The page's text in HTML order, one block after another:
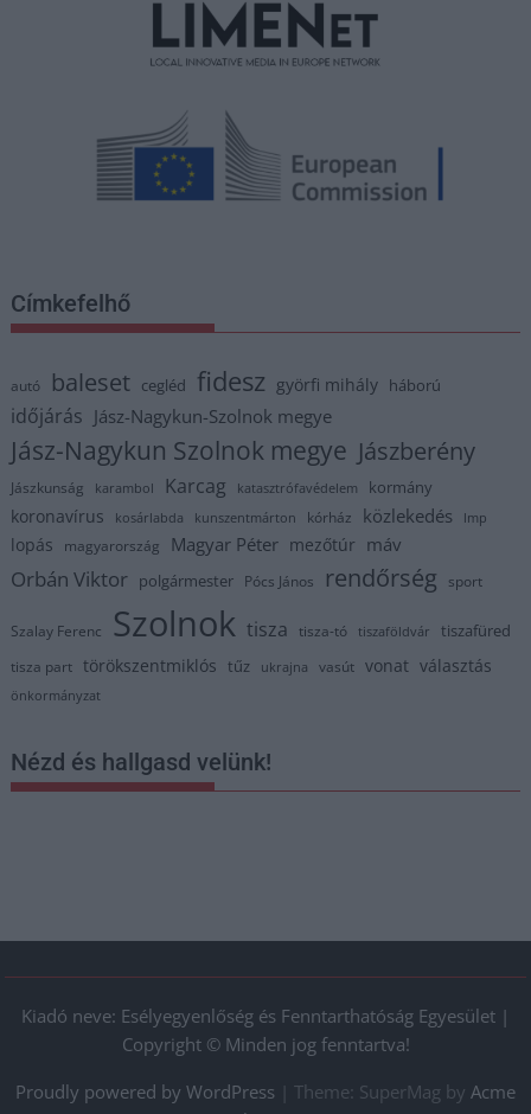
Címkefelhő
autó baleset cegléd fidesz györfi mihály háború
időjárás Jász-Nagykun-Szolnok megye
Jász-Nagykun Szolnok megye Jászberény
Jászkunság karambol Karcag katasztrófavédelem kormány
koronavírus kosárlabda kunszentmárton kórház közlekedés lmp
lopás magyarország Magyar Péter mezőtúr máv
Orbán Viktor polgármester Pócs János rendőrség sport
Szalay Ferenc Szolnok tisza tisza-tó tiszaföldvár tiszafüred
tisza part törökszentmiklós tűz ukrajna vasút vonat választás
önkormányzat
Nézd és hallgasd velünk!
Kiadó neve: Esélyegyenlőség és Fenntarthatóság Egyesület |
Copyright © Minden jog fenntartva!
Proudly powered by WordPress
Theme: SuperMag by Acme